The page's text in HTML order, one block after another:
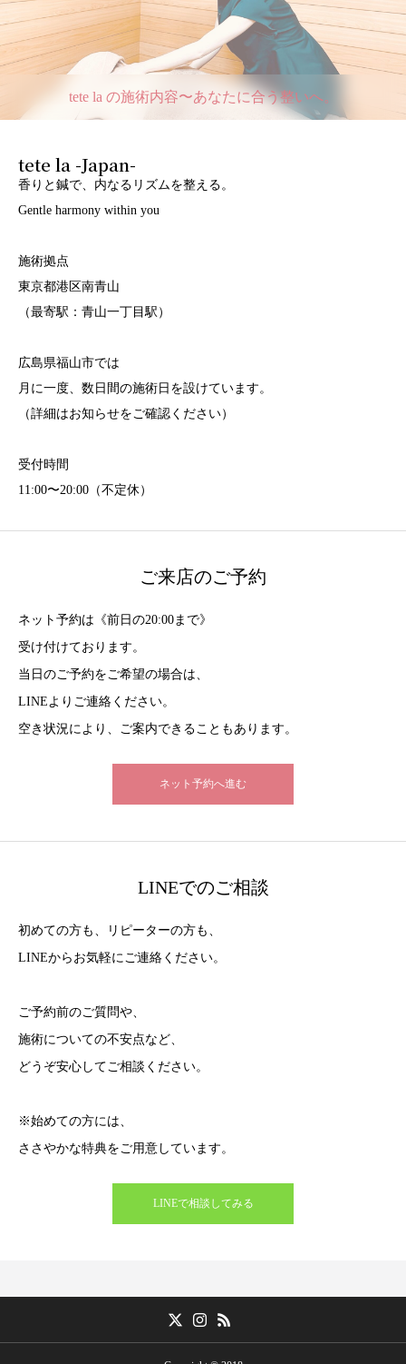
tete la の施術内容〜あなたに合う整いへ。
tete la -Japan-
香りと鍼で、内なるリズムを整える。
Gentle harmony within you
施術拠点
東京都港区南青山
（最寄駅：青山一丁目駅）
広島県福山市では
月に一度、数日間の施術日を設けています。
（詳細はお知らせをご確認ください）
受付時間
11:00〜20:00（不定休）
ご来店のご予約
ネット予約は《前日の20:00まで》
受け付けております。
当日のご予約をご希望の場合は、
LINEよりご連絡ください。
空き状況により、ご案内できることもあります。
ネット予約へ進む
LINEでのご相談
初めての方も、リピーターの方も、
LINEからお気軽にご連絡ください。
ご予約前のご質問や、
施術についての不安点など、
どうぞ安心してご相談ください。
※始めての方には、
ささやかな特典をご用意しています。
LINEで相談してみる